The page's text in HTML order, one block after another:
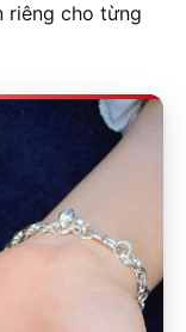
riêng cho từng